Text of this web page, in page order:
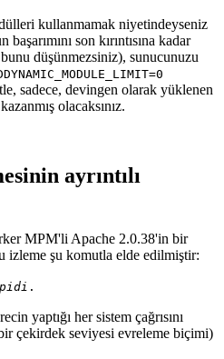
kullanmamak niyetindeyseniz
son kırıntısına kadar
düşünmezsiniz), sunucunuzu
sadece, devingen olarak yüklenen
olacaksınız.
ayrıntılı
MPM'li Apache 2.0.38'in bir
izleme şu komutla elde edilmiştir:
.
yaptığı her sistem çağrısını
çekirdek seviyesi evreleme biçimi)